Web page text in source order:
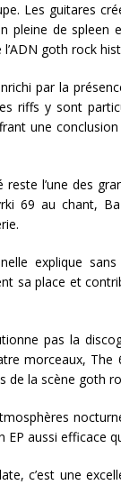
Les guitares
pleine de spleen
goth rock
par la
riffs y sont
une
reste l’une des
69 au chant,
explique
sa place et
pas la
morceaux, The
de la scène goth
aussi efficace
c’est une